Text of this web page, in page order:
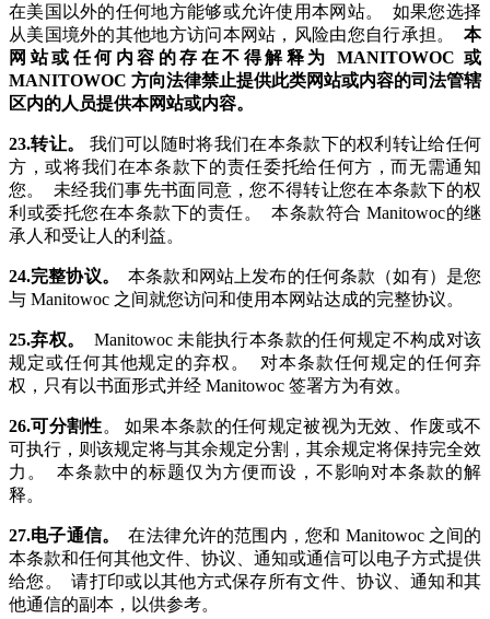
在美国以外的任何地方能够或允许使用本网站。 如果您选择
从美国境外的其他地方访问本网站，风险由您自行承担。
本
网站或任何内容的存在不得解释为 MANITOWOC 或
MANITOWOC 方向法律禁止提供此类网站或内容的司法管辖
区内的人员提供本网站或内容。
23.转让。 我们可以随时将我们在本条款下的权利转让给任何
方，或将我们在本条款下的责任委托给任何方，而无需通知
您。 未经我们事先书面同意，您不得转让您在本条款下的权
利或委托您在本条款下的责任。 本条款符合 Manitowoc的继
承人和受让人的利益。
24.完整协议。本条款和网站上发布的任何条款（如有）是您
与 Manitowoc 之间就您访问和使用本网站达成的完整协议。
25.弃权。Manitowoc 未能执行本条款的任何规定不构成对该
规定或任何其他规定的弃权。 对本条款任何规定的任何弃
权，只有以书面形式并经 Manitowoc 签署方为有效。
26.可分割性。 如果本条款的任何规定被视为无效、作废或不
可执行，则该规定将与其余规定分割，其余规定将保持完全效
力。 本条款中的标题仅为方便而设，不影响对本条款的解
释。
27.电子通信。
在法律允许的范围内，您和 Manitowoc 之间的
本条款和任何其他文件、协议、通知或通信可以电子方式提供
给您。 请打印或以其他方式保存所有文件、协议、通知和其
他通信的副本，以供参考。